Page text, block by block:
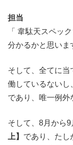
担当
「 韋駄天スペッ
分かるかと思いま
そして、全てに当
働しているないし
であり、唯一例外
そして、8月から
上】 であり、たし